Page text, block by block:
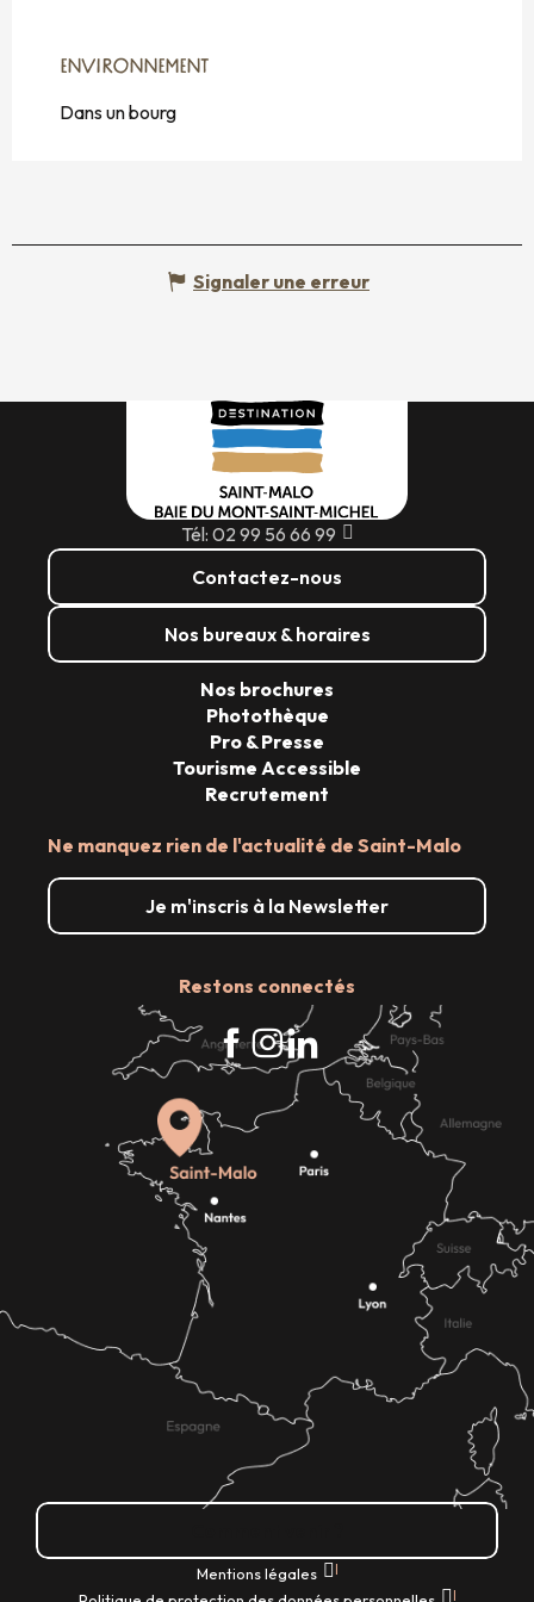
ENVIRONNEMENT
ENVIRONNEMENT
Dans un bourg
Signaler une erreur
Tél: 02 99 56 66 99
Contactez-nous
Nos bureaux & horaires
Ne manquez rien de l'actualité de Saint-Malo
Je m'inscris à la Newsletter
Restons connectés
Nos brochures
Photothèque
Pro & Presse
Tourisme Accessible
Recrutement
Mentions légales |
|